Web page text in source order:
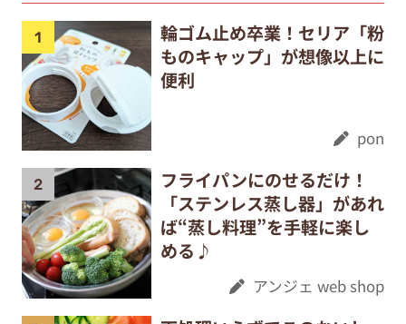
輪ゴム止め卒業！セリア「粉
ものキャップ」が想像以上に
便利
pon
フライパンにのせるだけ！
「ステンレス蒸し器」があれ
ば“蒸し料理”を手軽に楽し
める♪
アンジェ web shop